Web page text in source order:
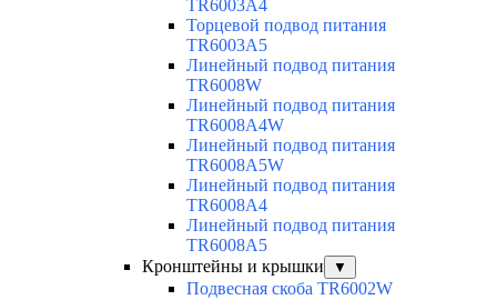
TR6003A4
Торцевой подвод питания
TR6003A5
Линейный подвод питания
TR6008W
Линейный подвод питания
TR6008A4W
Линейный подвод питания
TR6008A5W
Линейный подвод питания
TR6008A4
Линейный подвод питания
TR6008A5
Кронштейны и крышки
▼
Подвесная скоба TR6002W